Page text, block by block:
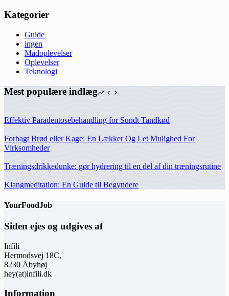
Kategorier
Guide
ingen
Madoplevelser
Oplevelser
Teknologi
Mest populære indlæg
Effektiv Paradentosebehandling for Sundt Tandkød
Forbagt Brød eller Kage: En Lækker Og Let Mulighed For
Virksomheder
Træningsdrikkedunke: gør hydrering til en del af din træningsrutine
Klangmeditation: En Guide til Begyndere
YourFoodJob
Siden ejes og udgives af
Infili
Hermodsvej 18C,
8230 Åbyhøj
hey(at)infili.dk
Information